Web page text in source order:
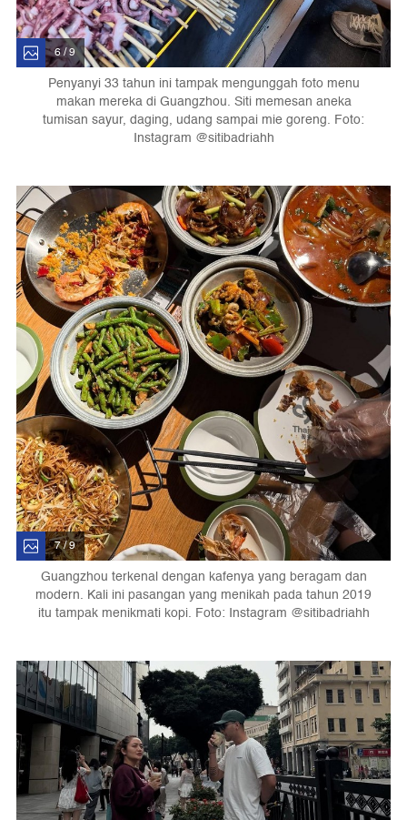
6 / 9
Penyanyi 33 tahun ini tampak mengunggah foto menu
makan mereka di Guangzhou. Siti memesan aneka
tumisan sayur, daging, udang sampai mie goreng. Foto:
Instagram @sitibadriahh
7 / 9
Guangzhou terkenal dengan kafenya yang beragam dan
modern. Kali ini pasangan yang menikah pada tahun 2019
itu tampak menikmati kopi. Foto: Instagram @sitibadriahh